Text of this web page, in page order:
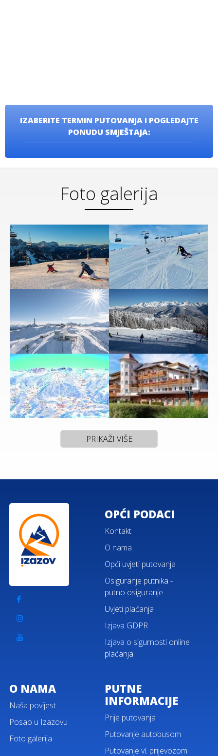
IZABERITE TERMIN PUTOVANJA I POGLEDAJTE
PONUDU SMJEŠTAJA:
Foto galerija
PRIKAŽI VIŠE
OPĆI PODACI
Kontakt
O nama
Opći uvjeti putovanja
Osiguranje putnika -
putno osiguranje
Uvjeti plaćanja
Izjava GDPR
Izjava o sigurnosti online
plaćanja
O NAMA
Naša povijest
Posao u Izazovu
Foto galerija
PUTNE
INFORMACIJE
Prije putovanja
Putovanje autobusom
Putovanje vl. prijevozom